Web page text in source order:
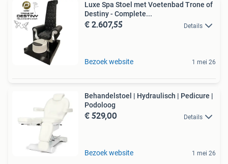
Luxe Spa Stoel met Voetenbad Trone of
Destiny - Complete...
€ 2.607,55 Details
Bezoek website 1 mei 26
Behandelstoel | Hydraulisch | Pedicure |
Podoloog
€ 529,00 Details
Bezoek website 1 mei 26